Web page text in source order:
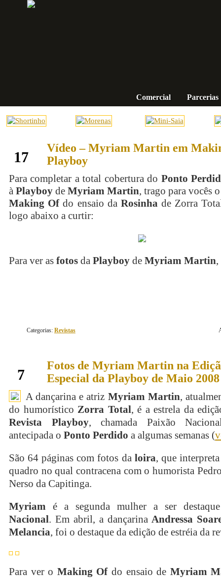
Parcerias
Comercial
17
Vídeo – Myriam Martin em
Playboy
Para completar a total cobertura do Ponto
à Playboy de Myriam Martin, trago para vocês
Making Ofdo ensaio da Rosinha de Zorra
logo abaixo a curtir:
Para ver as fotos da Playboy de Myriam Martin,
Categorias: Revistas
7
Fotos de Myriam Martin na
Especial da Playboy de Maio 2008
A dançarina e atriz Myriam Martin,
do humorístico Zorra Total, é a estrela da
Revista Playboy, chamada Paixão
antecipada o Ponto Perdido a algumas semanas (
São 64 páginas com fotos da loira, que
quadro no qual contracena com o humorista
Nerso da Capitinga.
Myriam é a segunda mulher a ser
Nacional. Em abril, a dançarinaAndressa
Melancia, foi o destaque da edição de estréia da
Para ver o Making Ofdo ensaio de Myriam